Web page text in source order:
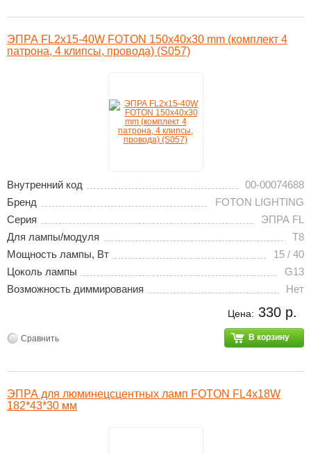
ЭПРА FL2х15-40W FOTON 150х40х30 mm (комплект 4
патрона, 4 клипсы, провода) (S057)
Внутренний код
00-00074688
Бренд
FOTON LIGHTING
Серия
ЭПРА FL
Для лампы/модуля
T8
Мощность лампы, Вт
15 / 40
Цоколь лампы
G13
Возможность диммирования
Нет
Цена: 330 р.
В корзину
Сравнить
ЭПРА для люминецсцентных ламп FOTON FL4х18W
182*43*30 мм